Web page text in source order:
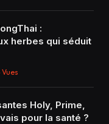
:
herbes qui séduit
Vues
Holy, Prime,
pour la santé ?